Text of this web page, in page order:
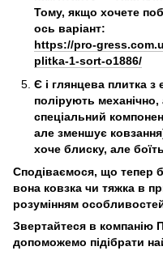
Тому, якщо хочете
ось варіант:
https://pro-
plitka-1-sort-o1886/
Є і глянцева плитка з
полірують
спеціальний
але зменшує
хоче блиску, але
Сподіваємося, що тепер
вона ковзка чи тяжка в
розумінням
Звертайтеся в компанію
допоможемо підібрати